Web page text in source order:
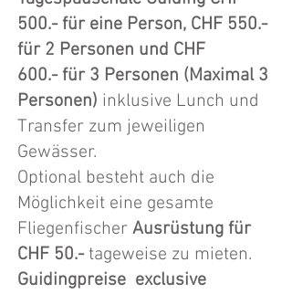
500.- für eine Person, CHF 550.-
für 2 Personen und CHF
600.- für 3 Personen (Maximal 3
Personen) inklusive Lunch und
Transfer zum jeweiligen
Gewässer.
Optional besteht auch die
Möglichkeit eine gesamte
Fliegenfischer Ausrüstung für
CHF 50.-tageweise zu mieten.
Guidingpreise exclusive